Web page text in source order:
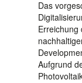
Das
Erreichung
Aufgrund